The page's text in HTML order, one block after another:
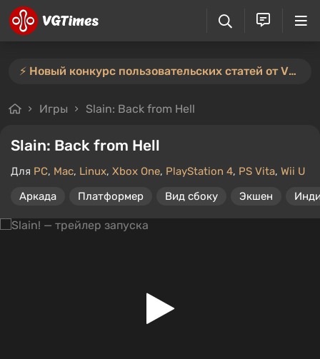
⚡️ Новый конкурс пользовательских статей от VGTimes — участвуйте тут ⚡️
Игры Slain: Back from Hell
Slain: Back from Hell
Для PC, Mac, Linux, Xbox One, PlayStation 4, PS Vita, Wii U
Аркада
Платформер Вид сбоку Экшен